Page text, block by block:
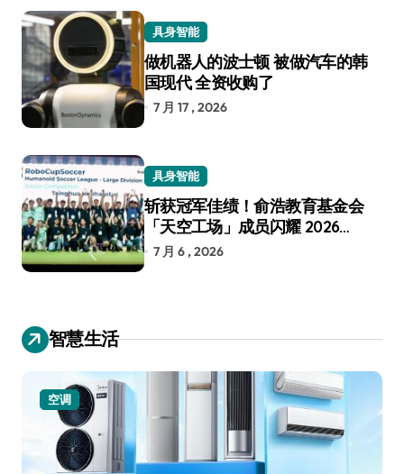
具身智能
做机器人的波士顿 被做汽车的韩
国现代 全资收购了
7 月 17 , 2026
具身智能
斩获冠军佳绩！俞浩教育基金会
「天空工场」成员闪耀 2026
RoboCup 机器人世界杯
7 月 6 , 2026
智慧生活
空调